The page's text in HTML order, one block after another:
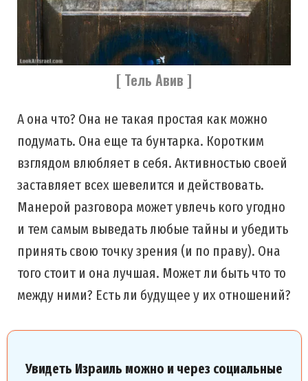
[ Тель Авив ]
А она что? Она не такая простая как можно
подумать. Она еще та бунтарка. Коротким
взглядом влюбляет в себя. Активностью своей
заставляет всех шевелится и действовать.
Манерой разговора может увлечь кого угодно
и тем самым выведать любые тайны и убедить
принять свою точку зрения (и по праву). Она
того стоит и она лучшая. Может ли быть что то
между ними? Есть ли будущее у их отношений?
Увидеть Израиль можно и через социальные